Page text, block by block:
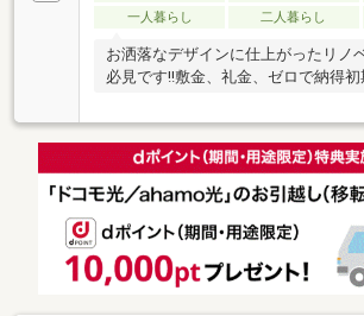
一人暮らし
二人暮らし
お洒落なデザインに仕上がったリノ
必見です!!敷金、礼金、ゼロで納得